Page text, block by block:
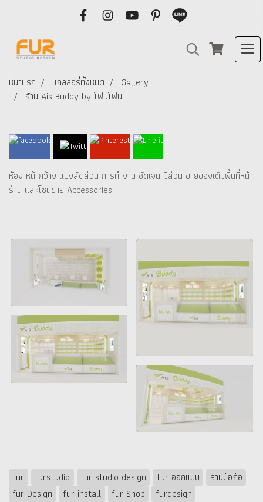
หน้าแรก แกลลอรี่ทั้งหมด
Gallery
ร้าน Ais Buddy by โฟนโฟน
ห้อง หน้ากว้าง แบ่งสัดส่วน การทำงาน ชัดเจน มีส่วน ขายของเต็มพื้นที่หน้า
ร้าน และโซนขาย Accessories
fur furstudio fur studio design fur ออกแบบ
ร้านมือถือ
fur Design
fur install fur Shop
furdesign